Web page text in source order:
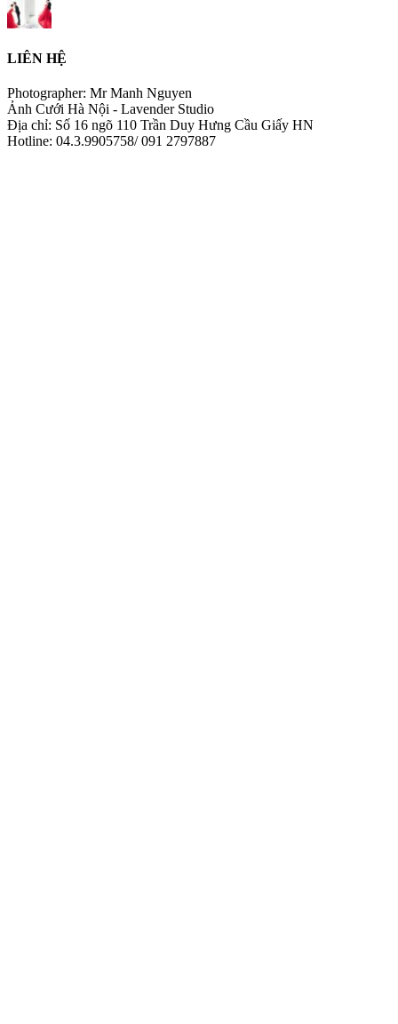
LIÊN HỆ
Photographer: Mr Manh Nguyen
Ảnh Cưới Hà Nội - Lavender Studio
Địa chỉ: Số 16 ngõ 110 Trần Duy Hưng Cầu Giấy HN
Hotline: 04.3.9905758/ 091 2797887